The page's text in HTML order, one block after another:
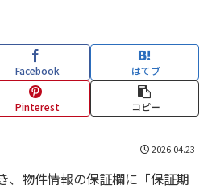
Facebook はてブ
Pinterest コピー
2026.04.23
、物件情報の保証欄に「保証期